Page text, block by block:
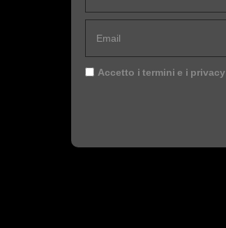
Accetto i termini e i privacy